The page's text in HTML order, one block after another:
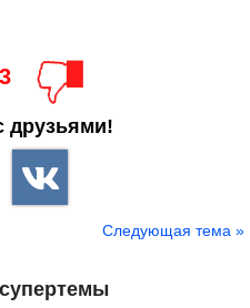
друзьями!
Следующая тема »